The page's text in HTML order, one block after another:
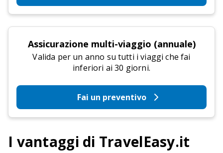
Assicurazione multi-viaggio (annuale)
Valida per un anno su tutti i viaggi che fai
inferiori ai 30 giorni.
Fai un preventivo
I vantaggi di TravelEasy.it